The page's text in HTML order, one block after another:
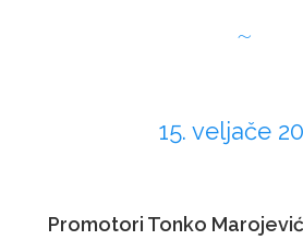
FILM
15. veljače
Promotori Tonko